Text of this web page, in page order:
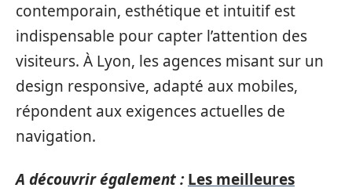
contemporain, esthétique et intuitif est
indispensable pour capter l’attention des
visiteurs. À Lyon, les agences misant sur un
design responsive, adapté aux mobiles,
répondent aux exigences actuelles de
navigation.
A découvrir également : Les meilleures